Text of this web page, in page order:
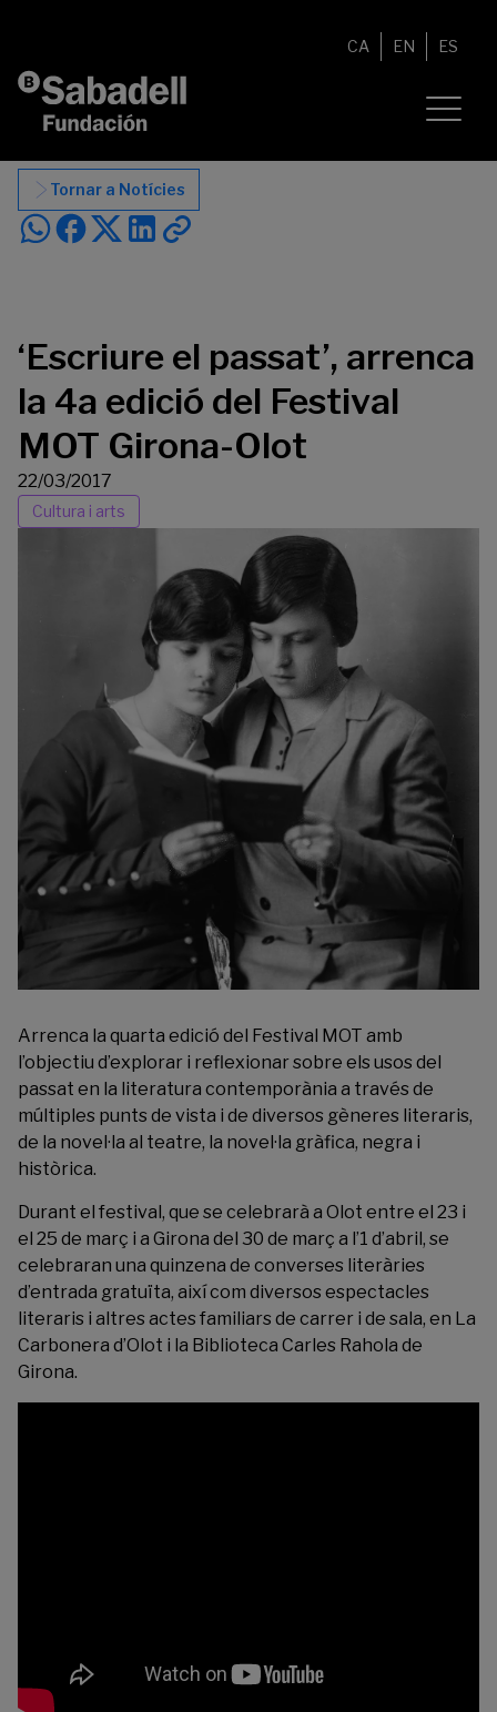
CA EN ES
Tornar a Notícies
‘Escriure el passat’, arrenca
la 4a edició del Festival
MOT Girona-Olot
22/03/2017
Cultura i arts
Arrenca la quarta edició del Festival MOT amb
l’objectiu d’explorar i reflexionar sobre els usos del
passat en la literatura contemporània a través de
múltiples punts de vista i de diversos gèneres literaris,
de la novel·la al teatre, la novel·la gràfica, negra i
històrica.
Durant el festival, que se celebrarà a Olot entre el 23 i
el 25 de març i a Girona del 30 de març a l’1 d’abril, se
celebraran una quinzena de converses literàries
d’entrada gratuïta, així com diversos espectacles
literaris i altres actes familiars de carrer i de sala, en La
Carbonera d’Olot i la Biblioteca Carles Rahola de
Girona.